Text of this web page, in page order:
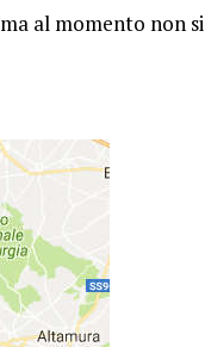
ma al momento non si